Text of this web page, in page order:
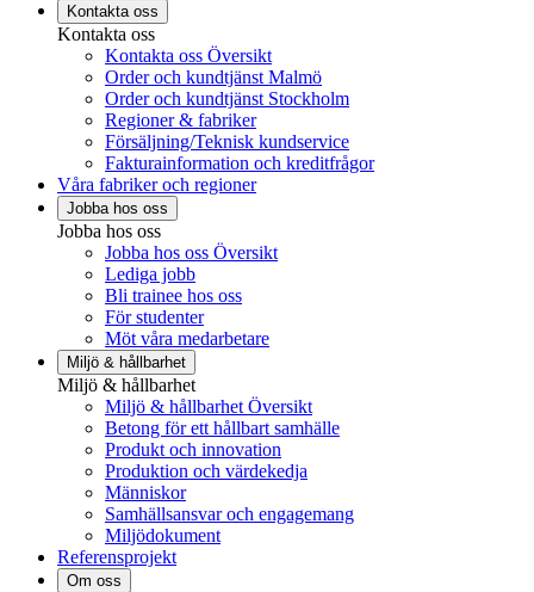
Kontakta oss
Kontakta oss
Kontakta oss Översikt
Order och kundtjänst Malmö
Order och kundtjänst Stockholm
Regioner & fabriker
Försäljning/Teknisk kundservice
Fakturainformation och kreditfrågor
Våra fabriker och regioner
Jobba hos oss
Jobba hos oss
Jobba hos oss Översikt
Lediga jobb
Bli trainee hos oss
För studenter
Möt våra medarbetare
Miljö & hållbarhet
Miljö & hållbarhet
Miljö & hållbarhet Översikt
Betong för ett hållbart samhälle
Produkt och innovation
Produktion och värdekedja
Människor
Samhällsansvar och engagemang
Miljödokument
Referensprojekt
Om oss